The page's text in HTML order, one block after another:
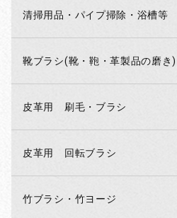
清掃用品・パイプ掃除・浴槽等
靴ブラシ(靴・鞄・革製品の磨き)
皮革用 刷毛・ブラシ
皮革用 回転ブラシ
竹ブラシ・竹ヨージ